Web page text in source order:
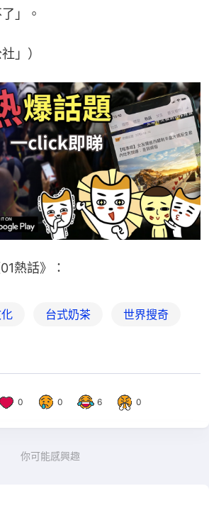
」。
」）
熱話》：
台式奶茶 世界搜奇
0 0 6 0
你可能感興趣